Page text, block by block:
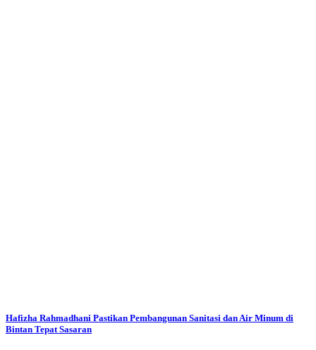
Hafizha Rahmadhani Pastikan Pembangunan Sanitasi dan Air Minum di
Bintan Tepat Sasaran